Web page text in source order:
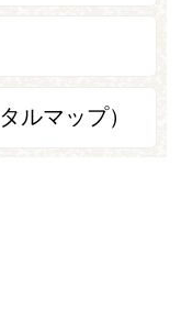
ルマップ）